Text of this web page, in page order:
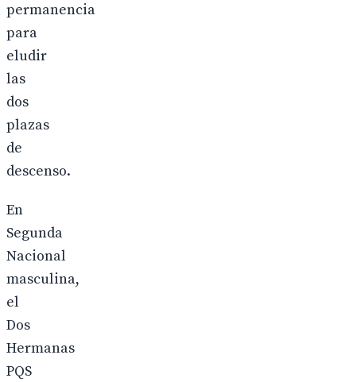
permanencia
para
eludir
las
dos
plazas
de
descenso.
En
Segunda
Nacional
masculina,
el
Dos
Hermanas
PQS